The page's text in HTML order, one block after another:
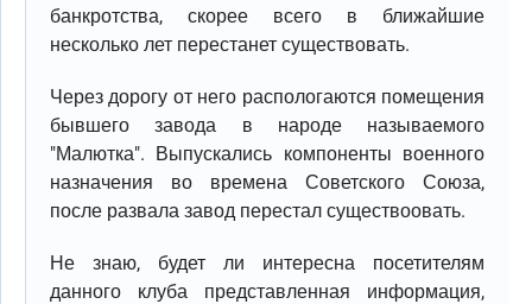
банкротства, скорее всего в ближайшие
несколько лет перестанет существовать.
Через дорогу от него распологаются помещения
бывшего завода в народе называемого
"Малютка". Выпускались компоненты военного
назначения во времена Советского Союза,
после развала завод перестал существоовать.
Не знаю, будет ли интересна посетителям
данного клуба представленная информация,